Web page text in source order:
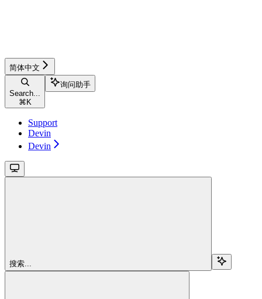
简体中文
Search...
⌘ K
询问助手
Support
Devin
Devin
搜索...